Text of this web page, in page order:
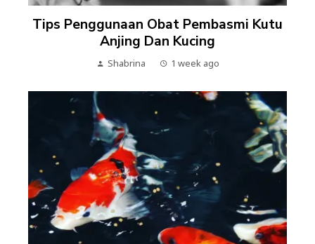
Tips Penggunaan Obat Pembasmi Kutu
Anjing Dan Kucing
Shabrina 1 week ago